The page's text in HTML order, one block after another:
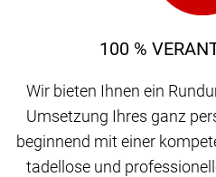
100 %
Wir bieten Ihnen ein
Umsetzung Ihres ganz
beginnend mit einer
tadellose und